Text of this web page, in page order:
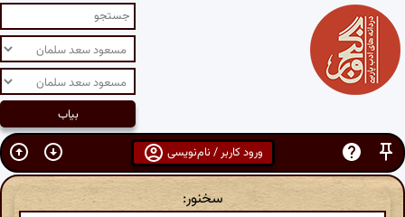
ورود کاربر / نام‌نویسی
سخنور: